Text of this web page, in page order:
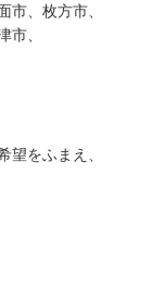
市、枚方市、
市、
望をふまえ、